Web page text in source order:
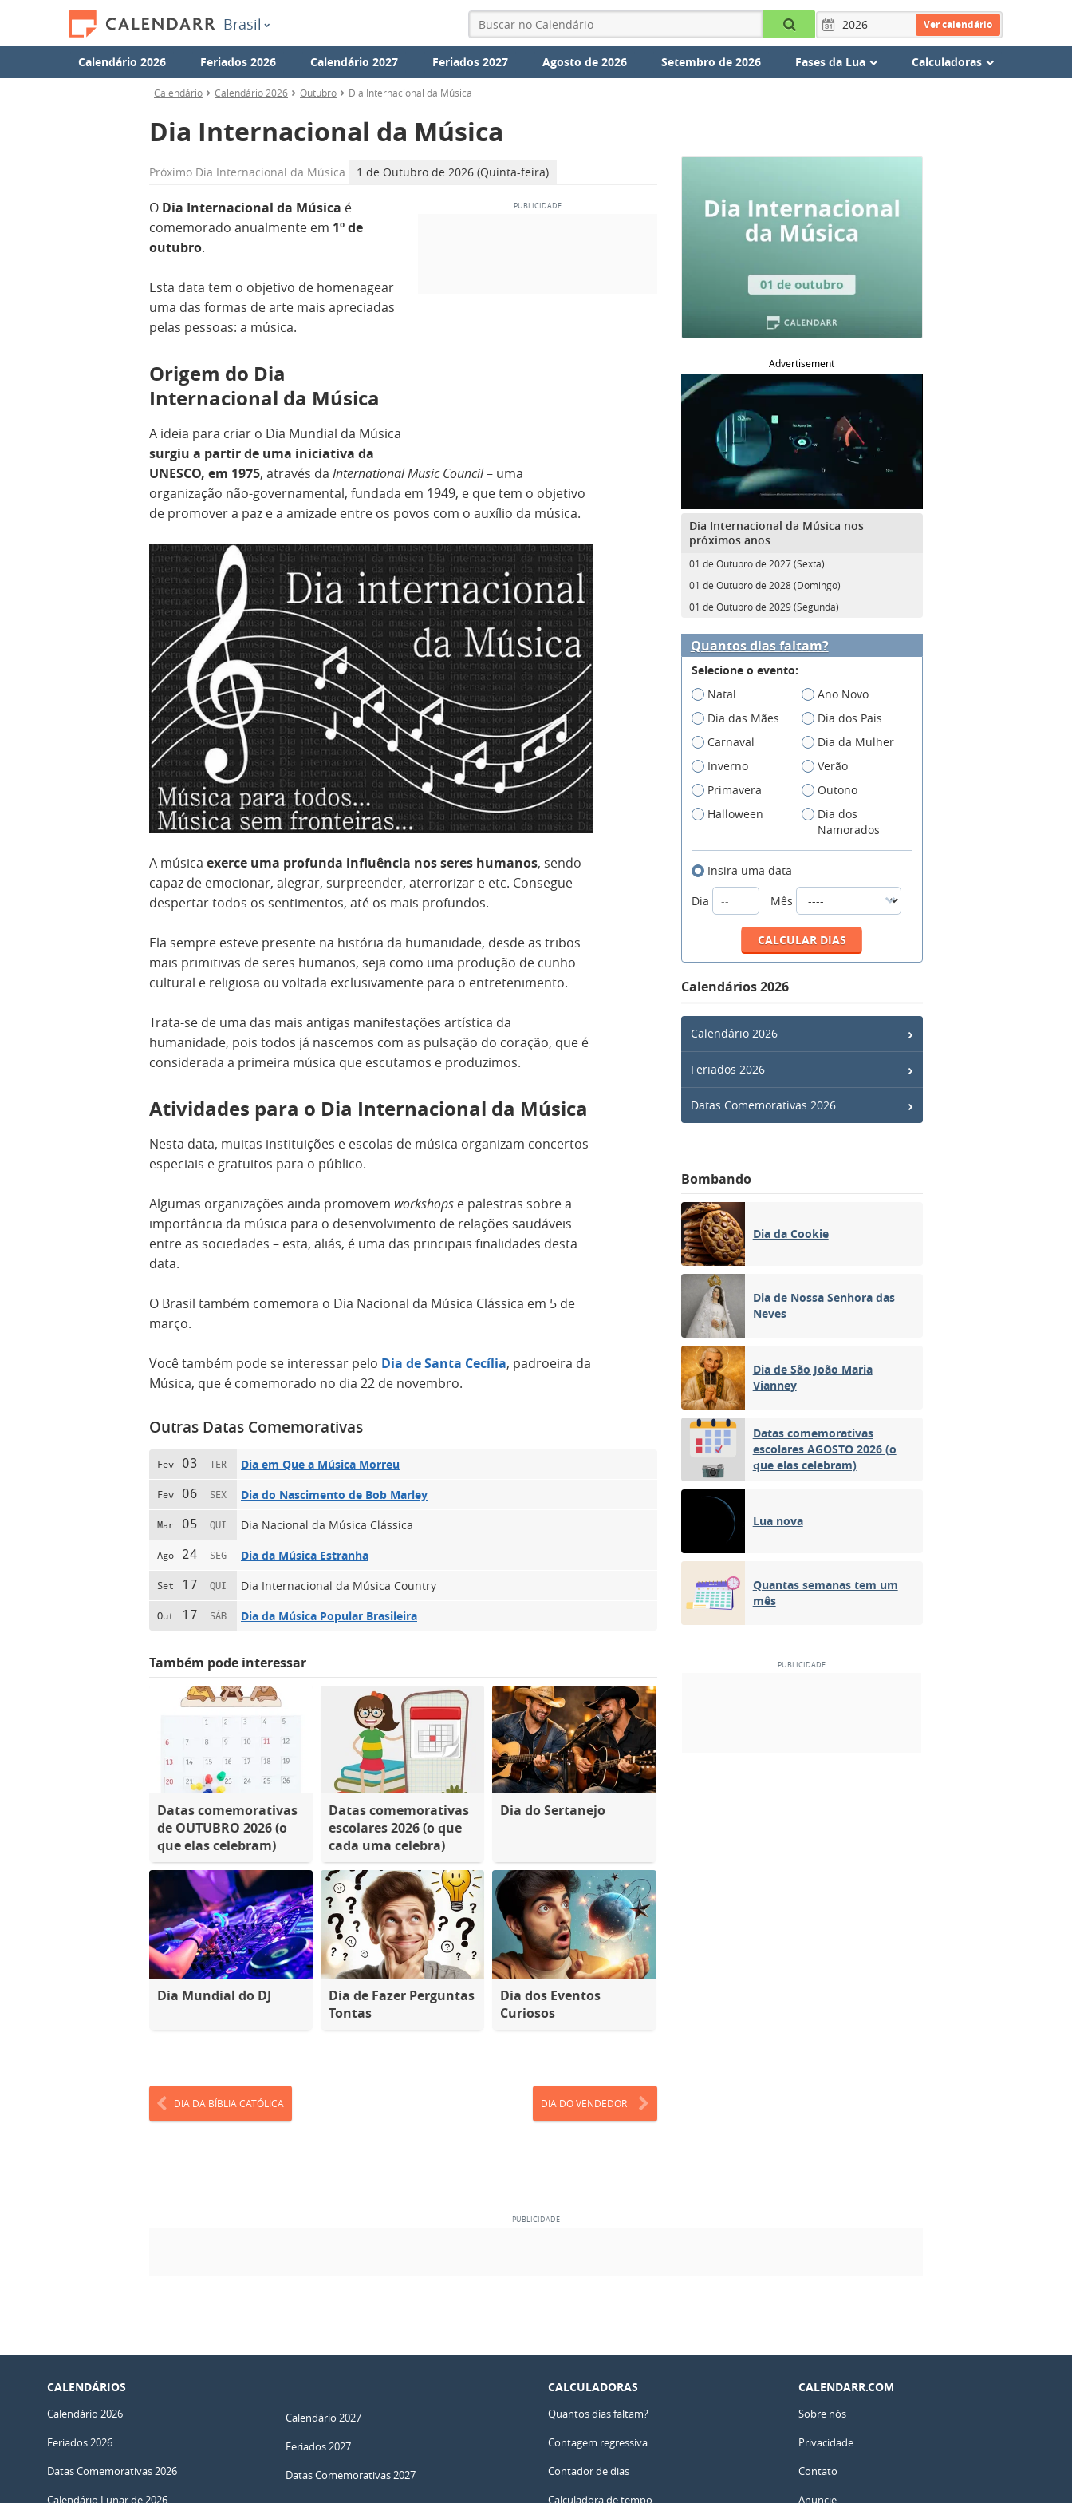
Brasil Ver calendário
Calendário 2026 Feriados 2026 Calendário 2027 Feriados 2027 Agosto de 2026 Setembro de 2026 Fases da Lua Calculadoras
Calendário Calendário 2026 Outubro Dia Internacional da Música
Dia Internacional da Música
Próximo Dia Internacional da Música 1 de Outubro de 2026 (Quinta-feira)
O Dia Internacional da Música é
comemorado anualmente em 1º de
outubro.
Esta data tem o objetivo de homenagear
uma das formas de arte mais apreciadas
pelas pessoas: a música.
Origem do Dia
Internacional da Música
A ideia para criar o Dia Mundial da Música
surgiu a partir de uma iniciativa da
UNESCO, em 1975, através da International Music Council– uma
organização não-governamental, fundada em 1949, e que tem o objetivo
de promover a paz e a amizade entre os povos com o auxílio da música.
A música exerce uma profunda influência nos seres humanos, sendo
capaz de emocionar, alegrar, surpreender, aterrorizar e etc. Consegue
despertar todos os sentimentos, até os mais profundos.
Ela sempre esteve presente na história da humanidade, desde as tribos
mais primitivas de seres humanos, seja como uma produção de cunho
cultural e religiosa ou voltada exclusivamente para o entretenimento.
Trata-se de uma das mais antigas manifestações artística da
humanidade, pois todos já nascemos com as pulsação do coração, que é
considerada a primeira música que escutamos e produzimos.
Atividades para o Dia Internacional da Música
Nesta data, muitas instituições e escolas de música organizam concertos
especiais e gratuitos para o público.
Algumas organizações ainda promovem workshops e palestras sobre a
importância da música para o desenvolvimento de relações saudáveis
entre as sociedades – esta, aliás, é uma das principais finalidades desta
data.
O Brasil também comemora o Dia Nacional da Música Clássica em 5 de
março.
Você também pode se interessar pelo Dia de Santa Cecília, padroeira da
Música, que é comemorado no dia 22 de novembro.
Outras Datas Comemorativas
Fev 03 TER Dia em Que a Música Morreu
Fev 06 SEX Dia do Nascimento de Bob Marley
Mar 05 QUI Dia Nacional da Música Clássica
Ago 24 SEG Dia da Música Estranha
Set 17 QUI Dia Internacional da Música Country
Out 17 SÁB Dia da Música Popular Brasileira
Também pode interessar
Datas comemorativas
de OUTUBRO 2026 (o
que elas celebram)
Datas comemorativas
escolares 2026 (o que
cada uma celebra)
Dia do Sertanejo
Dia Mundial do DJ
Dia de Fazer Perguntas
Tontas
Dia dos Eventos
Curiosos
DIA DA BÍBLIA CATÓLICA DIA DO VENDEDOR
Advertisement
Dia Internacional da Música nos
próximos anos
01 de Outubro de 2027 (Sexta)
01 de Outubro de 2028 (Domingo)
01 de Outubro de 2029 (Segunda)
Quantos dias faltam?
Selecione o evento:
Natal
Ano Novo
Dia das Mães
Dia dos Pais
Carnaval
Dia da Mulher
Inverno
Verão
Primavera
Outono
Halloween
Dia dos
Namorados
Insira uma data
Dia
Mês
Calendários 2026
Calendário 2026
Feriados 2026
Datas Comemorativas 2026
Bombando
Dia da Cookie
Dia de Nossa Senhora das
Neves
Dia de São João Maria
Vianney
Datas comemorativas
escolares AGOSTO 2026 (o
que elas celebram)
Lua nova
Quantas semanas tem um
mês
CALENDÁRIOS
Calendário 2026
Feriados 2026
Datas Comemorativas 2026
Calendário Lunar de 2026
Calendário 2027
Feriados 2027
Datas Comemorativas 2027
CALCULADORAS
Quantos dias faltam?
Contagem regressiva
Contador de dias
Calculadora de tempo
CALENDARR.COM
Sobre nós
Privacidade
Contato
Anuncie